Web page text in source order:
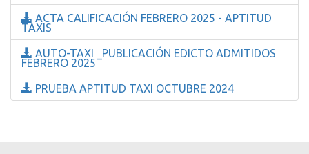
ACTA CALIFICACIÓN FEBRERO 2025 - APTITUD
TAXIS
AUTO-TAXI _PUBLICACIÓN EDICTO ADMITIDOS
FEBRERO 2025
PRUEBA APTITUD TAXI OCTUBRE 2024